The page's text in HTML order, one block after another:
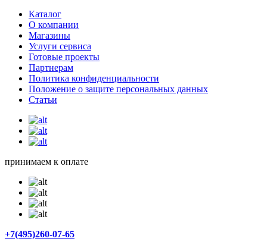
Каталог
О компании
Магазины
Услуги сервиса
Готовые проекты
Партнерам
Политика конфиденциальности
Положение о защите персональных данных
Статьи
принимаем к оплате
+7(495)260-07-65